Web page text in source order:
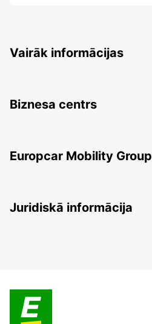
Vairāk informācijas
Biznesa centrs
Europcar Mobility Group
Juridiskā informācija